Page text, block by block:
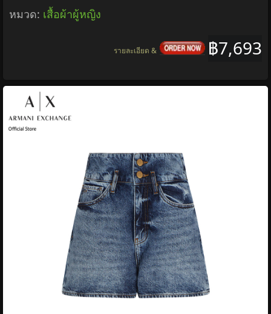
หมวด: เสื้อผ้าผู้หญิง
฿7,693
รายละเอียด &